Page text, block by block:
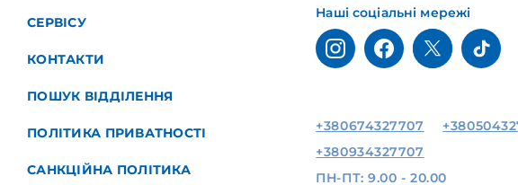
СЕРВІСУ
КОНТАКТИ
ПОШУК ВІДДІЛЕННЯ
ПОЛІТИКА ПРИВАТНОСТІ
САНКЦІЙНА ПОЛІТИКА
Наші соціальні мережі
+380674327707
+380934327707
ПН-ПТ: 9.00 - 20.00